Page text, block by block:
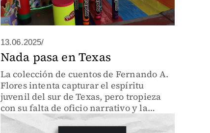
13.06.2025/
Nada pasa en Texas
La colección de cuentos de Fernando A.
Flores intenta capturar el espíritu
juvenil del sur de Texas, pero tropieza
con su falta de oficio narrativo y la
reiteración de fórmulas agotadas.